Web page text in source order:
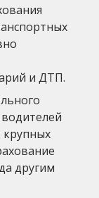
и ДТП.
крупных
другим